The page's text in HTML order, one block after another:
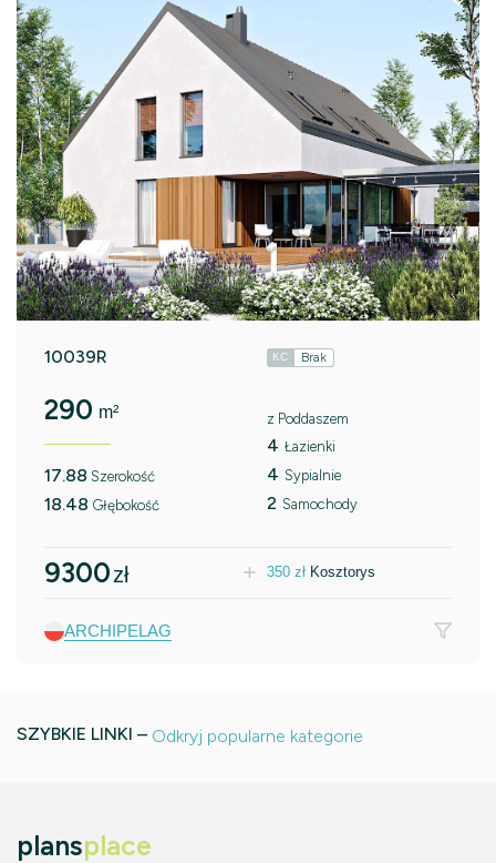
10039R KC Brak
290 m²
17.88 Szerokość
18.48 Głębokość
z Poddaszem
4 Łazienki
4 Sypialnie
2 Samochody
9300zł 350 zł Kosztorys
ARCHIPELAG
SZYBKIE LINKI – Odkryj popularne kategorie
plansplace